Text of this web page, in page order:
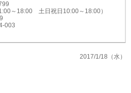
～18:00 土日祝日10:00～18:00）
003
2017/1/18（水）